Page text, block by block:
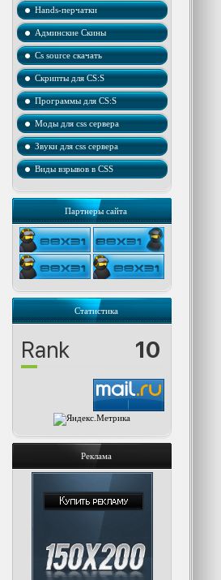
Hands-перчатки
Админские Скины
Cs source скачать
Скрипты для CS:S
Программы для CS:S
Моды для css сервера
Звуки для css сервера
Виды взрывов в CSS
Партнеры сайта
Статистика
Реклама